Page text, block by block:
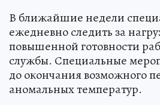
В ближайшие недели
ежедневно следить за
повышенной готовности
службы. Специальные
до окончания возможного
аномальных температур.